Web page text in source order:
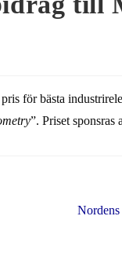
för bästa
”. Priset sponsras